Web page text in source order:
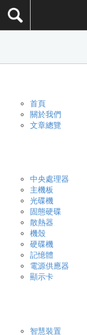
首頁
關於我們
文章總覽
中央處理器
主機板
光碟機
固態硬碟
散熱器
機殼
硬碟機
記憶體
電源供應器
顯示卡
智慧裝置